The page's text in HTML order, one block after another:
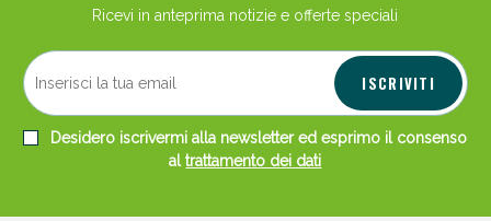
Ricevi in anteprima notizie e offerte speciali
ISCRIVITI
Desidero iscrivermi alla newsletter ed esprimo il consenso
altrattamento dei dati